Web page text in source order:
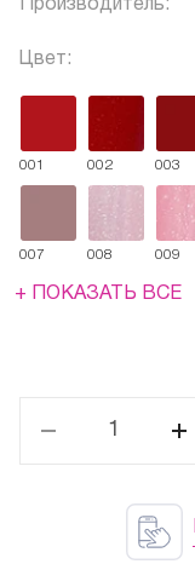
Производитель:
Цвет:
001 002 003
007 008 009
+ ПОКАЗАТЬ ВСЕ